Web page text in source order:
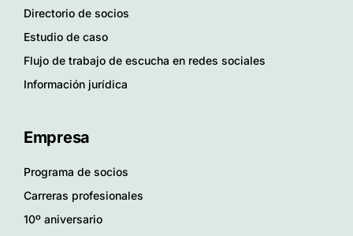
Directorio de socios
Estudio de caso
Flujo de trabajo de escucha en redes sociales
Información jurídica
Empresa
Programa de socios
Carreras profesionales
10º aniversario